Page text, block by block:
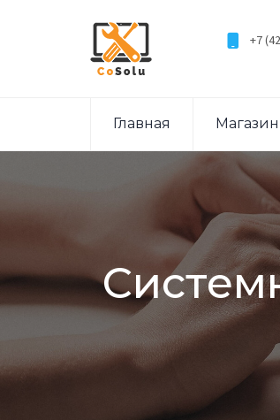
+7
Главная Магазин